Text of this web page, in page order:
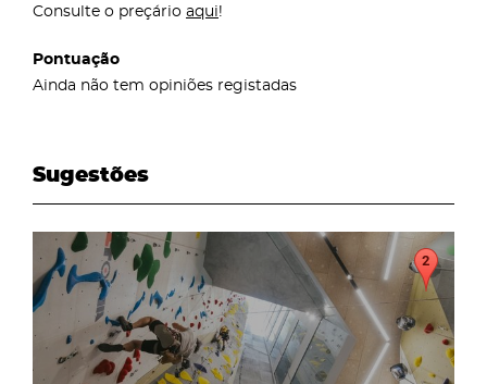
Consulte o preçário aqui!
Pontuação
Ainda não tem opiniões registadas
Sugestões
page